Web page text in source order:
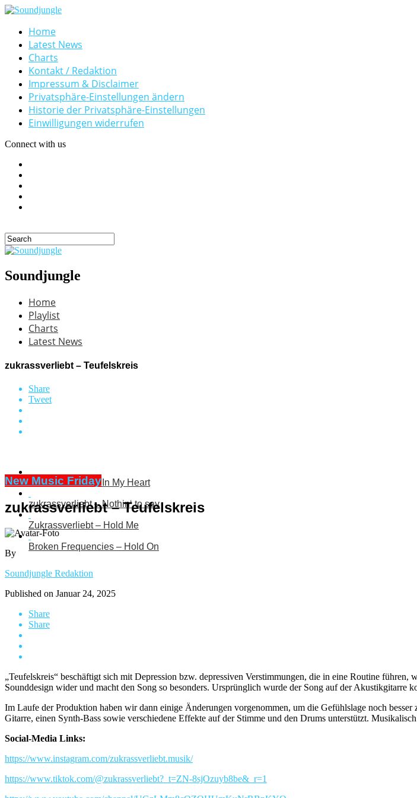
Home
Latest News
Charts
Kontakt / Redaktion
Impressum & Disclaimer
Privatsphäre-Einstellungen ändern
Historie der Privatsphäre-Einstellungen
Einwilligungen widerrufen
Connect with us
Soundjungle
Home
Playlist
Charts
Latest News
zukrassverliebt – Teufelskreis
Share
Tweet
zukrassverliebt – In My Heart
zukrassverliebt – Nothin‘ to say
Zukrassverliebt – Hold Me
Broken Frequencies – Hold On
New Music Friday
zukrassverliebt – Teufelskreis
By
Soundjungle Redaktion
Published on Januar 24, 2025
Share
Share
„Teufelskreis“ beschäftigt sich mit Depression bzw. depressiven Verstimmungen, die in eine Routine
Sounddesign wider und macht den Song so besonders. Ursprünglich wurde der Song auf der Akustikgitarre
Im Laufe der Produktion haben wir dann einige Änderungen vorgenommen, um die Gefühlslage noch
Gitarre, einen Synth-Bass sowie verschiedene Effekte auf der Stimme und den Drums unterstützt.
Social-Media Links:
https://www.instagram.com/zukrassverliebt.musik/
https://www.tiktok.com/@zukrassverliebt?_t=ZN-8sjOzuyb8be&_r=1